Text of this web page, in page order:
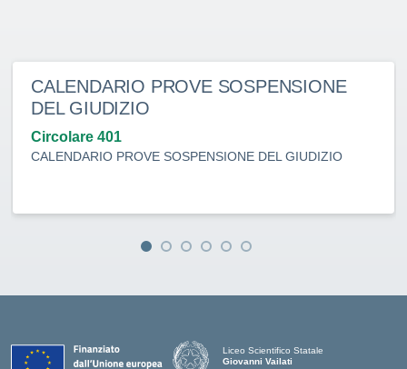
CALENDARIO PROVE SOSPENSIONE
DEL GIUDIZIO
Circolare 401
CALENDARIO PROVE SOSPENSIONE DEL GIUDIZIO
Liceo Scientifico Statale
Giovanni Vailati